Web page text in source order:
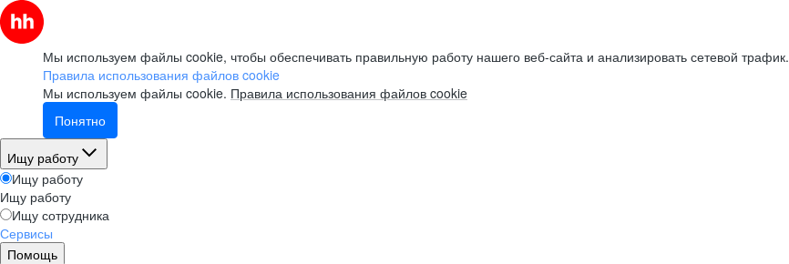
Мы используем файлы cookie, чтобы обеспечивать правильную работу нашего веб-сайта и анализировать сетевой трафик.
Правила использования файлов cookie
Мы используем файлы cookie. Правила использования файлов cookie
Понятно
Ищу работу
Ищу работу
Ищу работу
Ищу сотрудника
Сервисы
Помощь